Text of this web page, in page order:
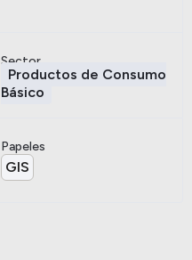
Sector
Productos de Consumo
Básico
Papeles
GIS